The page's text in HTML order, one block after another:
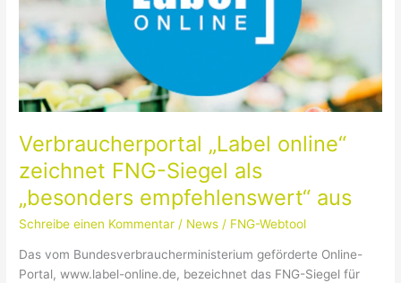
Verbraucherportal „Label online“
zeichnet FNG-Siegel als
„besonders empfehlenswert“ aus
Schreibe einen Kommentar / News / FNG-Webtool
Das vom Bundesverbraucherministerium geförderte Online-
Portal, www.label-online.de, bezeichnet das FNG-Siegel für
als
„besonders
empfehlenswert“
aus